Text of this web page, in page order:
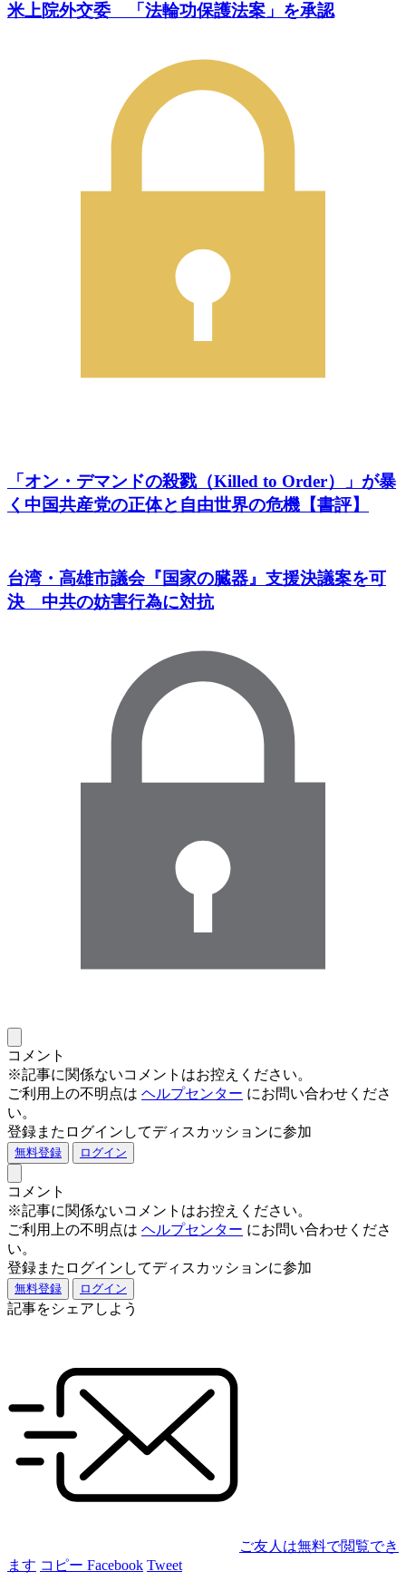
米上院外交委 「法輪功保護法案」を承認
「オン・デマンドの殺戮（Killed to Order）」が暴
く中国共産党の正体と自由世界の危機【書評】
台湾・高雄市議会『国家の臓器』支援決議案を可
決 中共の妨害行為に対抗
コメント
※記事に関係ないコメントはお控えください。
ご利用上の不明点は ヘルプセンター にお問い合わせくださ
い。
登録またログインしてディスカッションに参加
無料登録 ログイン
コメント
※記事に関係ないコメントはお控えください。
ご利用上の不明点は ヘルプセンター にお問い合わせくださ
い。
登録またログインしてディスカッションに参加
無料登録 ログイン
記事をシェアしよう
ご友人は無料で閲覧でき
ます コピー Facebook Tweet